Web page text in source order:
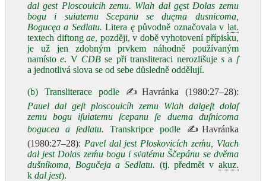
dal gest Ploscouicih zemu. Wlah dal gęst Dolas zemu
bogu i suiatemu Scepanu se duęma dusnicoma,
Bogucęa a Sedlatu. Litera ępůvodně označovala v lat.
textech diftongae, později, v době vyhotovení přípisku,
je už jen zdobným prvkem náhodně používaným
namístoe. V CDB se při transliteraci nerozlišuje s a ſ
a jednotlivá slova se od sebe důsledně oddělují.
(b) Transliterace podle ✍Havránka (1980:27–28):
Pauel dal geſt ploscouicíh zemu Wlah dalgeſt dolaſ
zemu bogu iſuiatemu ſcepanu ſe duema duſnicoma
bogucea a ſedlatu. Transkripce podle ✍Havránka
(1980:27–28): Pavel dal jest Ploskovicích zeḿu, Vlach
dal jest Dolas zeḿu bogu i sv́atému Ščepánu se dvěma
dušníkoma, Bogučeja a Sedlatu. (tj. předmět v akuz.
k dal jest).